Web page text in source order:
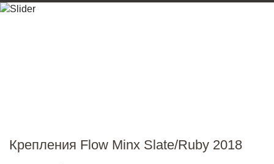
Крепления Flow Minx Slate/Ruby 2018